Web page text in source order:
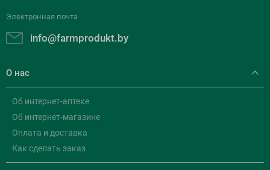
Электронная почта
info@farmprodukt.by
О нас
Об интернет-аптеке
Об интернет-магазине
Оплата и доставка
Как сделать заказ